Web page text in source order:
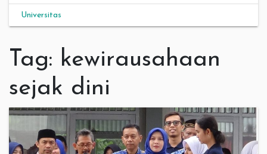
Universitas
Tag: kewirausahaan
sejak dini